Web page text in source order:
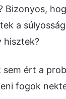
Bizonyos,
a
hisztek?
ért a
fogok